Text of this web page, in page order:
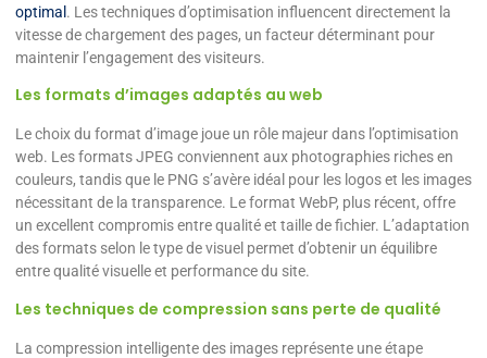
optimal . Les techniques d’optimisation influencent directement la
vitesse de chargement des pages, un facteur déterminant pour
maintenir l’engagement des visiteurs.
Les formats d’images adaptés au web
Le choix du format d’image joue un rôle majeur dans l’optimisation
web. Les formats JPEG conviennent aux photographies riches en
couleurs, tandis que le PNG s’avère idéal pour les logos et les images
nécessitant de la transparence. Le format WebP, plus récent, offre
un excellent compromis entre qualité et taille de fichier. L’adaptation
des formats selon le type de visuel permet d’obtenir un équilibre
entre qualité visuelle et performance du site.
Les techniques de compression sans perte de qualité
La compression intelligente des images représente une étape